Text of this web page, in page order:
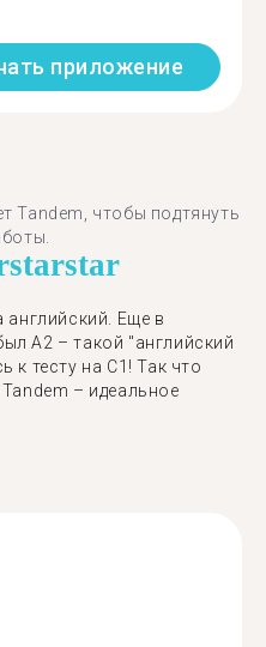
приложение
Tandem, чтобы подтянуть
starstar
английский. Еще в
A2 – такой "английский
к тесту на C1! Так что
– идеальное